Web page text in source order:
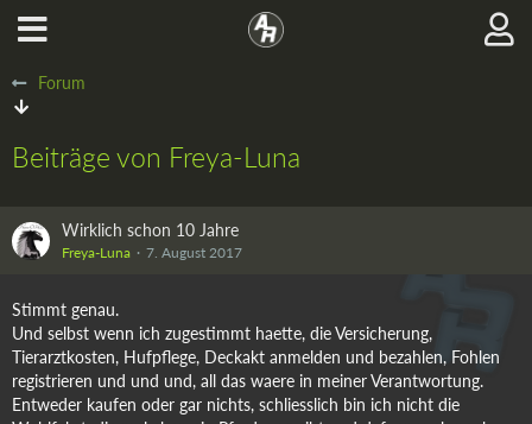
Forum
Beiträge von Freya-Luna
Wirklich schon 10 Jahre
Freya-Luna 7. August 2017
Stimmt genau.
Und selbst wenn ich zugestimmt haette, die Versicherung,
Tierarztkosten, Hufpflege, Deckakt anmelden und bezahlen, Fohlen
registrieren und und und, all das waere in meiner Verantwortung.
Entweder kaufen oder gar nichts, schliesslich bin ich nicht die